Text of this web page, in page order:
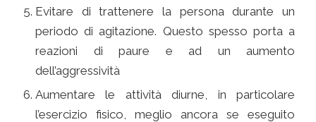
Evitare di trattenere la persona durante un
periodo di agitazione. Questo spesso porta a
reazioni di paure e ad un aumento
dell’aggressività
Aumentare le attività diurne, in particolare
l’esercizio fisico, meglio ancora se eseguito